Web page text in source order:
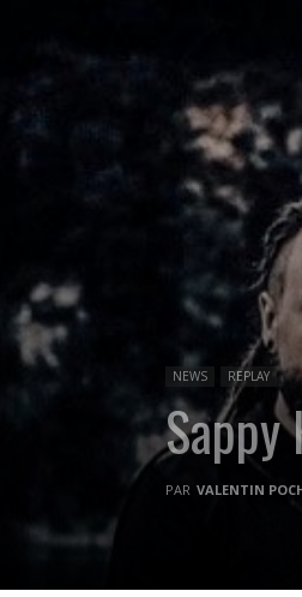
NEWS REPLAY
Sappy
PAR VALENTIN